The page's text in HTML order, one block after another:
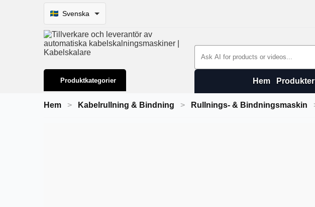
Svenska
Search Products
Produktkategorier Hem Produkter
Hem Kabelrullning & Bindning Rullnings- & Bindningsmaskin